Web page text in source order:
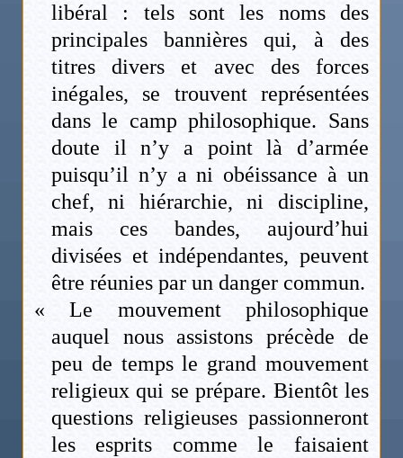
libéral : tels sont les noms des
principales bannières qui, à des
titres divers et avec des forces
inégales, se trouvent représentées
dans le camp philosophique. Sans
doute il n’y a point là d’armée
puisqu’il n’y a ni obéissance à un
chef, ni hiérarchie, ni discipline,
mais ces bandes, aujourd’hui
divisées et indépendantes, peuvent
être réunies par un danger commun.
« Le mouvement philosophique
auquel nous assistons précède de
peu de temps le grand mouvement
religieux qui se prépare. Bientôt les
questions religieuses passionneront
les esprits comme le faisaient